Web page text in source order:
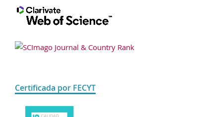
Certificada por FECYT